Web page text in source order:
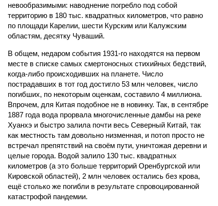
невообразимыми: наводнение погребло под собой
территорию в 180 тыс. квадратных километров, что равно
по площади Карелии, шести Курским или Калужским
областям, десятку Чуваший.
В общем, недаром события 1931-го находятся на первом
месте в списке самых смертоносных стихийных бедствий,
когда-либо происходивших на планете. Число
пострадавших в тот год достигло 53 млн человек, число
погибших, по некоторым оценкам, составило 4 миллиона.
Впрочем, для Китая подобное не в новинку. Так, в сентябре
1887 года вода прорвала многочисленные дамбы на реке
Хуанхэ и быстро залила почти весь Северный Китай, так
как местность там довольно низменная, и потоп просто не
встречал препятствий на своём пути, уничтожая деревни и
целые города. Водой залило 130 тыс. квадратных
километров (а это больше территорий Оренбургской или
Кировской областей), 2 млн человек остались без крова,
ещё столько же погибли в результате спровоцированной
катастрофой пандемии.